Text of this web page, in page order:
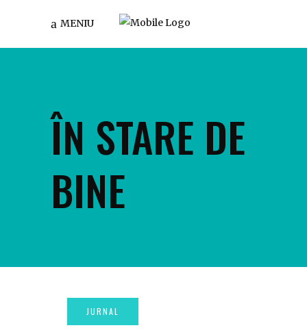
MENIU
ÎN STARE DE
BINE